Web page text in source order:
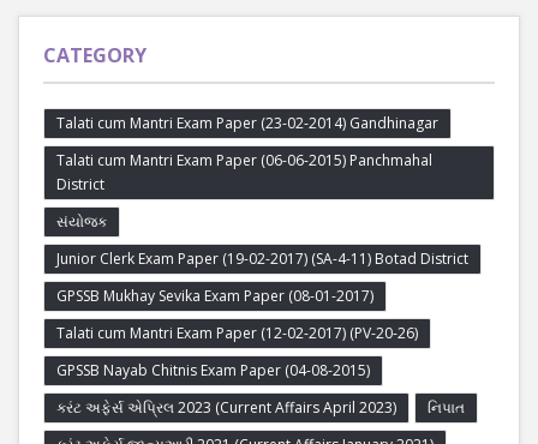
CATEGORY
Talati cum Mantri Exam Paper (23-02-2014) Gandhinagar
Talati cum Mantri Exam Paper (06-06-2015) Panchmahal
District
સંયોજક
Junior Clerk Exam Paper (19-02-2017) (SA-4-11) Botad District
GPSSB Mukhay Sevika Exam Paper (08-01-2017)
Talati cum Mantri Exam Paper (12-02-2017) (PV-20-26)
GPSSB Nayab Chitnis Exam Paper (04-08-2015)
કરંટ અફેર્સ એપ્રિલ 2023 (Current Affairs April 2023)
નિપાત